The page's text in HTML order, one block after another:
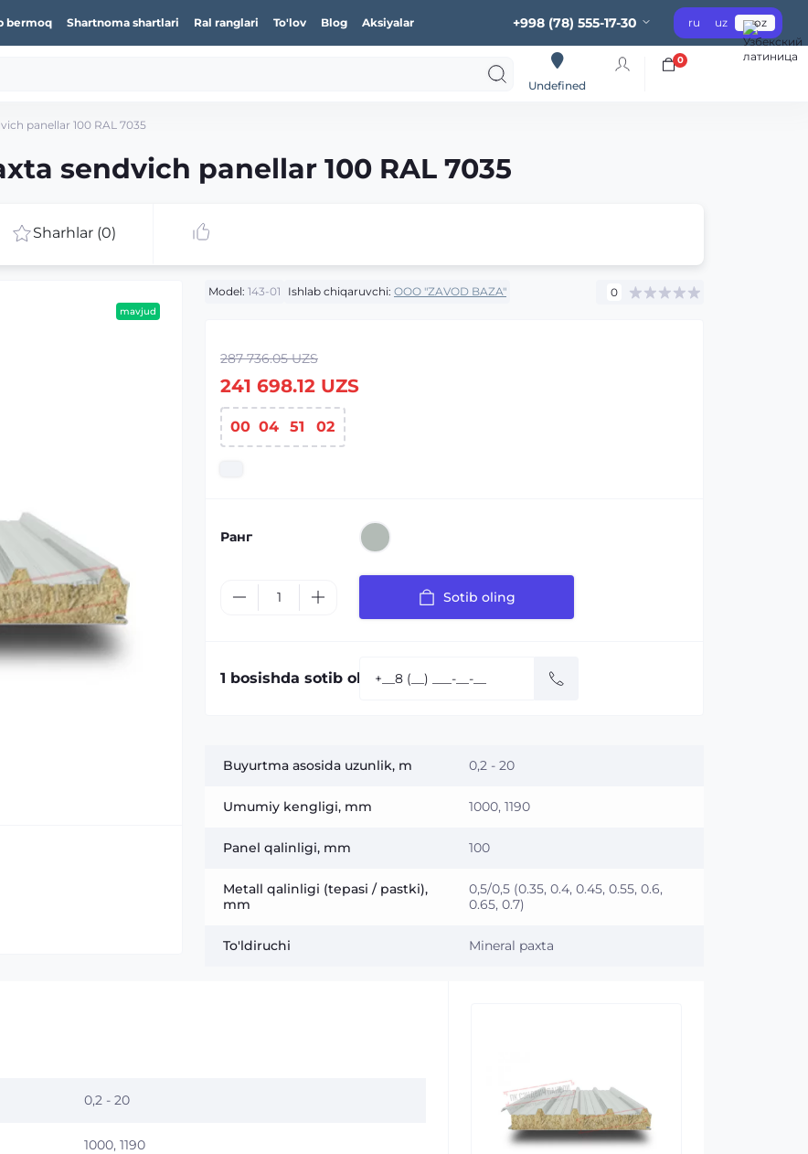
bermoq Shartnoma shartlari Ral ranglari To'lov Blog Aksiyalar +998 (78) 555-17-30 ru uz oz
Undefined
0
panellar 100 RAL 7035
sendvich panellar 100 RAL 7035
Sharhlar (0)
mavjud
Model: 143-01 Ishlab chiqaruvchi: OOO "ZAVOD BAZA" 0
287 736.05 UZS
241 698.12 UZS
00 04 51 01
Ранг
Sotib oling
1 bosishda sotib olish:
Buyurtma asosida uzunlik, m 0,2 - 20
Umumiy kengligi, mm 1000, 1190
Panel qalinligi, mm 100
Metall qalinligi (tepasi / pastki),
mm
0,5/0,5 (0.35, 0.4, 0.45, 0.55, 0.6,
0.65, 0.7)
To'ldiruchi Mineral paxta
0,2 - 20
1000, 1190